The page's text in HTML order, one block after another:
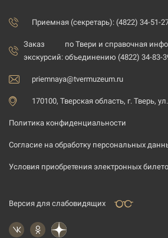
Приемная (секретарь): (4822) 34-51-
Заказ
экскурсий:
по Твери и справочная
объединению (4822) 34-83-
priemnaya@tvermuzeum.ru
170100, Тверская область, г. Тверь,
Политика конфиденциальности
Согласие на обработку персональных
Условия приобретения электронных
Версия для слабовидящих